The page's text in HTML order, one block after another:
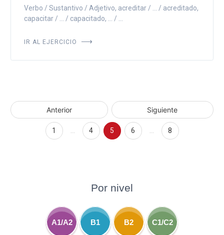
Verbo / Sustantivo / Adjetivo, acreditar / ... / acreditado,
capacitar / ... / capacitado, ... / ...
IR AL EJERCICIO
Anterior Siguiente
1 4 5 6 8
Por nivel
A1/A2 B1 B2 C1/C2